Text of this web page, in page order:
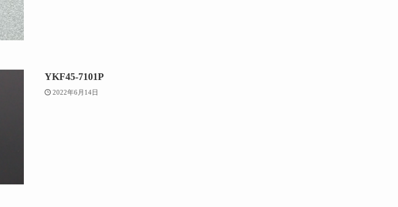
YKF45-7101P
2022年6月14日